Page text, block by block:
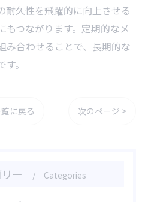
耐久性を飛躍的に向上させる
もつながります。定期的なメ
み合わせることで、長期的な
。
に戻る 次のページ >
ー Categories